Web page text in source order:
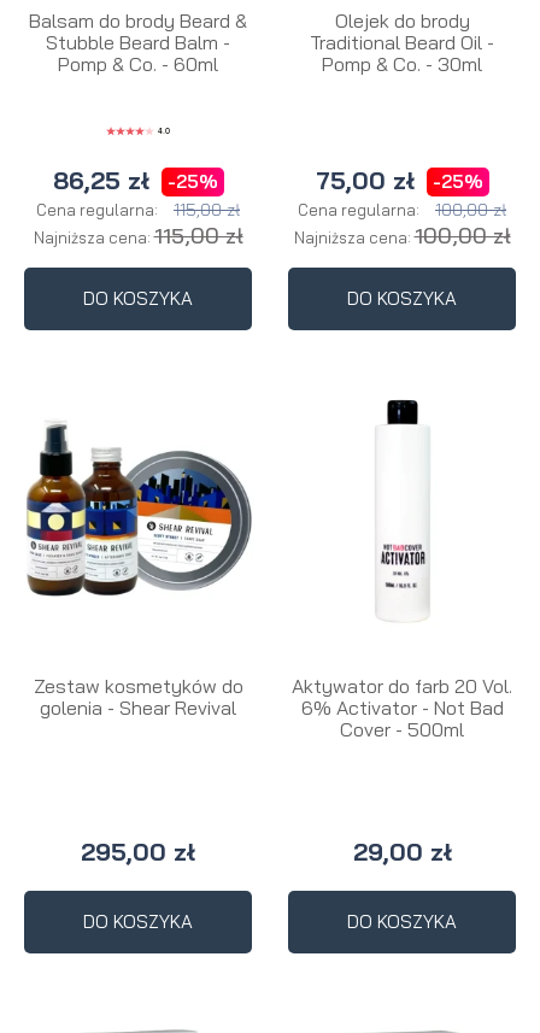
Balsam do brody Beard &
Stubble Beard Balm -
Pomp & Co. - 60ml
4.0
86,25 zł -25%
Cena regularna: 115,00 zł
Najniższa cena:115,00 zł
DO KOSZYKA
Olejek do brody
Traditional Beard Oil -
Pomp & Co. - 30ml
75,00 zł -25%
Cena regularna: 100,00 zł
Najniższa cena:100,00 zł
DO KOSZYKA
Zestaw kosmetyków do
golenia - Shear Revival
295,00 zł
DO KOSZYKA
Aktywator do farb 20 Vol.
6% Activator - Not Bad
Cover - 500ml
29,00 zł
DO KOSZYKA